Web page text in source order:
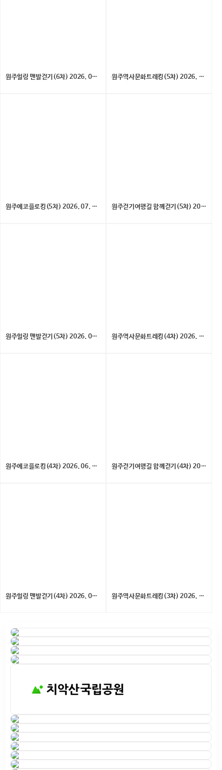
원주힐링 맨발걷기(6차) 2026. 08. 01. (토) 원주역사문화트레킹(5차) 2026. 07. 25.(토)
원주에코플로킹(5차) 2026. 07. 18. (토) 원주걷기여행길 함께걷기(5차) 2026. 7. 11.(토)
원주힐링 맨발걷기(5차) 2026. 07. 04. (토) 원주역사문화트레킹(4차) 2026. 06. 27.(토)
원주에코플로킹(4차) 2026. 06. 20. (토) 원주걷기여행길 함께걷기(4차) 2026. 6. 13.(토)
원주힐링 맨발걷기(4차) 2026. 06. 06. (토) 원주역사문화트레킹(3차) 2026. 05. 23.(토)